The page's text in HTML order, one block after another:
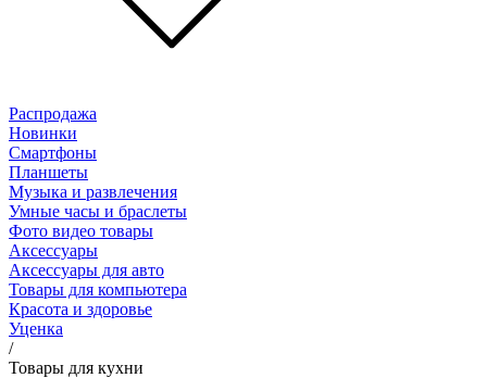
Распродажа
Новинки
Смартфоны
Планшеты
Музыка и развлечения
Умные часы и браслеты
Фото видео товары
Аксессуары
Аксессуары для авто
Товары для компьютера
Красота и здоровье
Уценка
/
Товары для кухни